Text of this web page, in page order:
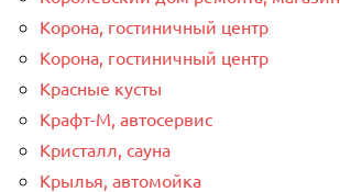
Корона, гостиничный центр
Корона, гостиничный центр
Красные кусты
Крафт-М, автосервис
Кристалл, сауна
Крылья, автомойка